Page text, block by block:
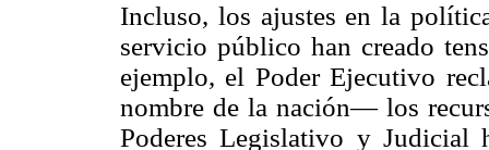
Incluso, los ajustes en la
servicio público han creado
ejemplo, el Poder Ejecutivo
nombre de la nación— los
Poderes Legislativo y Judicial